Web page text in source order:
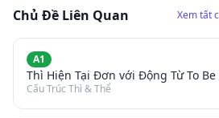
Chủ Đề Liên Quan Xem tất
A1
Thì Hiện Tại Đơn với Động Từ To Be
Cấu Trúc Thì & Thể